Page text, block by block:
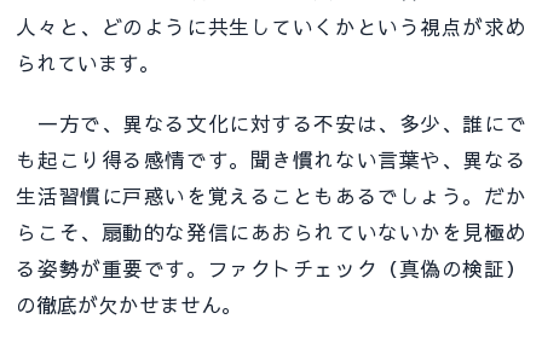
人々と、どのように共生していくかという視点が求め
られています。
一方で、異なる文化に対する不安は、多少、誰にで
も起こり得る感情です。聞き慣れない言葉や、異なる
生活習慣に戸惑いを覚えることもあるでしょう。だか
らこそ、扇動的な発信にあおられていないかを見極め
る姿勢が重要です。ファクトチェック（真偽の検証）
の徹底が欠かせません。